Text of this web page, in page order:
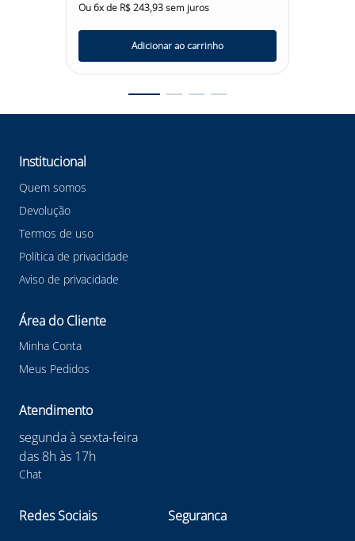
Ou6x de R$243,93sem juros
Adicionar ao carrinho
Institucional
Quem somos
Devolução
Termos de uso
Política de privacidade
Aviso de privacidade
Área do Cliente
Minha Conta
Meus Pedidos
Atendimento
segunda à sexta-feira
das 8h às 17h
Chat
Redes Sociais Seguranca